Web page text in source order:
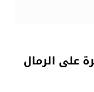
على الرمال